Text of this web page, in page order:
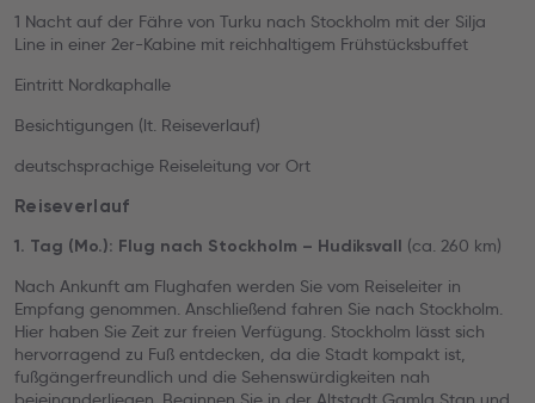
1 Nacht auf der Fähre von Turku nach Stockholm mit der Silja
Line in einer 2er-Kabine mit reichhaltigem Frühstücksbuffet
Eintritt Nordkaphalle
Besichtigungen (lt. Reiseverlauf)
deutschsprachige Reiseleitung vor Ort
Reiseverlauf
1. Tag (Mo.): Flug nach Stockholm – Hudiksvall (ca. 260 km)
Nach Ankunft am Flughafen werden Sie vom Reiseleiter in
Empfang genommen. Anschließend fahren Sie nach Stockholm.
Hier haben Sie Zeit zur freien Verfügung. Stockholm lässt sich
hervorragend zu Fuß entdecken, da die Stadt kompakt ist,
fußgängerfreundlich und die Sehenswürdigkeiten nah